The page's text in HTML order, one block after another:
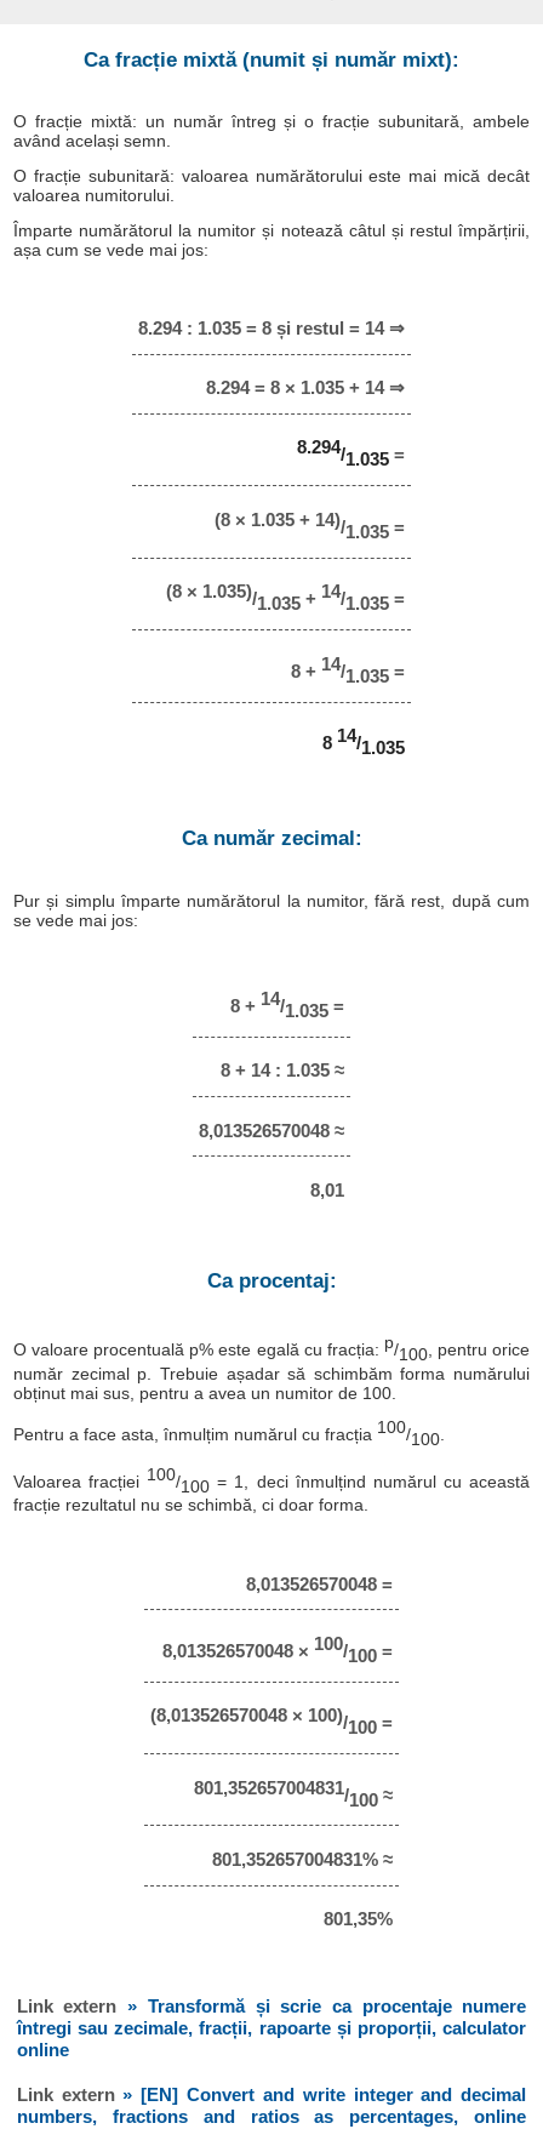
Ca fracție mixtă (numit și număr mixt):
O fracție mixtă: un număr întreg și o fracție subunitară, ambele
având același semn.
O fracție subunitară: valoarea numărătorului este mai mică decât
valoarea numitorului.
Împarte numărătorul la numitor și notează câtul și restul împărțirii,
așa cum se vede mai jos:
8.294 : 1.035 = 8 și restul = 14 ⇒
8.294 = 8 × 1.035 + 14 ⇒
8.294/1.035 =
(8 × 1.035 + 14)/1.035 =
(8 × 1.035)/1.035 + 14/1.035 =
8 + 14/1.035 =
8 14/1.035
Ca număr zecimal:
Pur și simplu împarte numărătorul la numitor, fără rest, după cum
se vede mai jos:
8 + 14/1.035 =
8 + 14 : 1.035 ≈
8,013526570048 ≈
8,01
Ca procentaj:
O valoare procentuală p% este egală cu fracția: p/100, pentru orice
număr zecimal p. Trebuie așadar să schimbăm forma numărului
obținut mai sus, pentru a avea un numitor de 100.
Pentru a face asta, înmulțim numărul cu fracția 100/100
Valoarea fracției 100/100 = 1, deci înmulțind numărul cu această
fracție rezultatul nu se schimbă, ci doar forma.
8,013526570048 =
8,013526570048 × 100/100 =
(8,013526570048 × 100)/100 =
801,352657004831/100 ≈
801,352657004831% ≈
801,35%
Link extern» Transformă și scrie ca procentaje numere
întregi sau zecimale, fracții, rapoarte și proporții, calculator
online
Link extern» [EN] Convert and write integer and decimal
numbers, fractions and ratios as percentages, online